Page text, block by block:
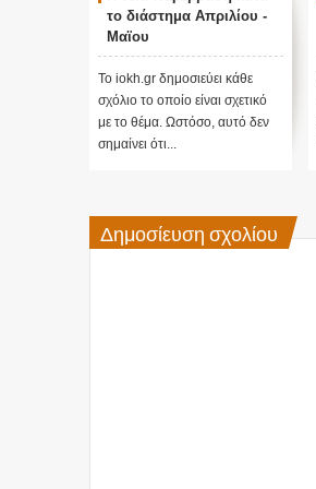
το διάστημα Απριλίου -
Μαϊου
Το iokh.gr δημοσιεύει κάθε
σχόλιο το οποίο είναι σχετικό
με το θέμα. Ωστόσο, αυτό δεν
σημαίνει ότι...
Δημοσίευση σχολίου